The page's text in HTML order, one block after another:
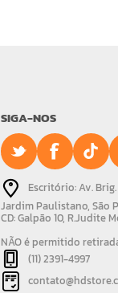
SIGA-NOS
Escritório: Av.
Jardim Paulistano, São
CD: Galpão 10, R.Judite
NÃO é permitido
(11) 2391-4997